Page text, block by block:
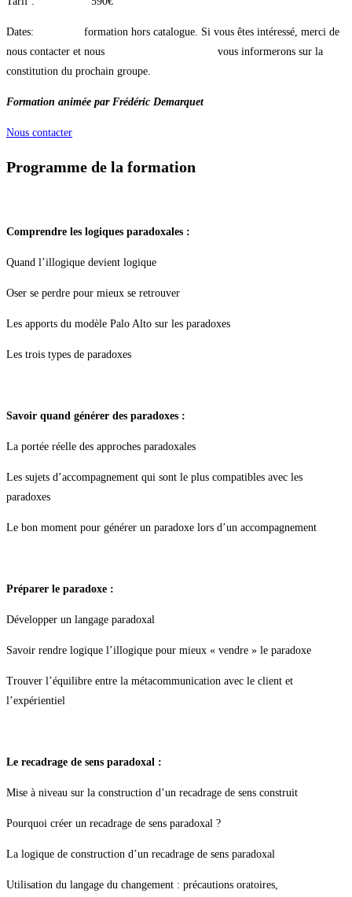
Dates: formation hors catalogue. Si vous êtes intéressé, merci de
nous contacter et nous vous informerons sur la
constitution du prochain groupe.
Formation animée par Frédéric Demarquet
Nous contacter
Programme de la formation
Comprendre les logiques paradoxales :
Quand l’illogique devient logique
Oser se perdre pour mieux se retrouver
Les apports du modèle Palo Alto sur les paradoxes
Les trois types de paradoxes
Savoir quand générer des paradoxes :
La portée réelle des approches paradoxales
Les sujets d’accompagnement qui sont le plus compatibles avec les
paradoxes
Le bon moment pour générer un paradoxe lors d’un accompagnement
Préparer le paradoxe :
Développer un langage paradoxal
Savoir rendre logique l’illogique pour mieux « vendre » le paradoxe
Trouver l’équilibre entre la métacommunication avec le client et
l’expérientiel
Le recadrage de sens paradoxal :
Mise à niveau sur la construction d’un recadrage de sens construit
Pourquoi créer un recadrage de sens paradoxal ?
La logique de construction d’un recadrage de sens paradoxal
Utilisation du langage du changement : précautions oratoires,